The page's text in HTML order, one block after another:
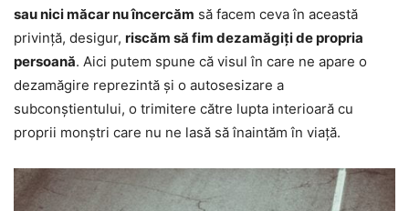
sau nici măcar nu încercăm să facem ceva în această
privință, desigur, riscăm să fim dezamăgiți de propria
persoană. Aici putem spune că visul în care ne apare o
dezamăgire reprezintă și o autosesizare a
subconștientului, o trimitere către lupta interioară cu
proprii monștri care nu ne lasă să înaintăm în viață.